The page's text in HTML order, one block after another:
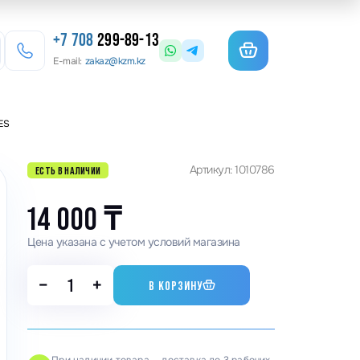
для гибки арматуры
координатные поворотные
станки
станки
камнерезные
+7 708299-89-13
E-mail: zakaz@kzm.kz
ЕСТЬ В НАЛИЧИИ Артикул: 1010786
14 000₸
Цена указана с учетом условий магазина
− + В КОРЗИНУ